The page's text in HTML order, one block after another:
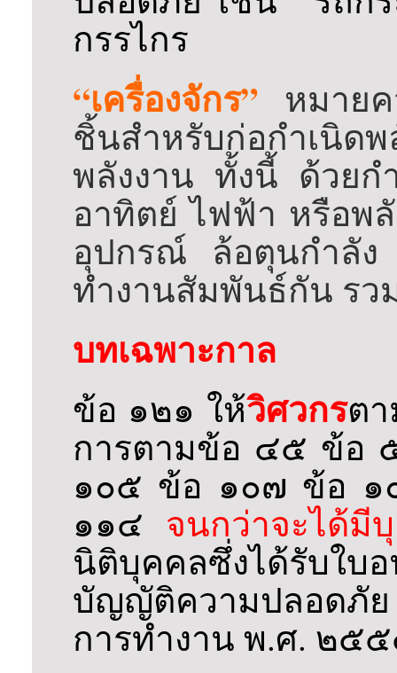
กรรไกร
“เครื่องจักร”
หมาย
ชิ้นสำหรับก่อกำเนิ
พลังงาน ทั้งนี้ ด้วย
อาทิตย์ ไฟฟ้า หรือพ
อุปกรณ์ ล้อตุนกำลั
ทำงานสัมพันธ์กัน รว
บทเฉพาะกาล
ข้อ ๑๒๑ ให้วิศวกรต
การตามข้อ ๔๕ ข้
๑๐๕ ข้อ ๑๐๗ ข้อ ๑
๑๑๔ จนกว่าจะได้มี
นิติบุคคลซึ่งได้รับใ
บัญญัติความปลอดภั
การทำงาน พ.ศ. ๒๕